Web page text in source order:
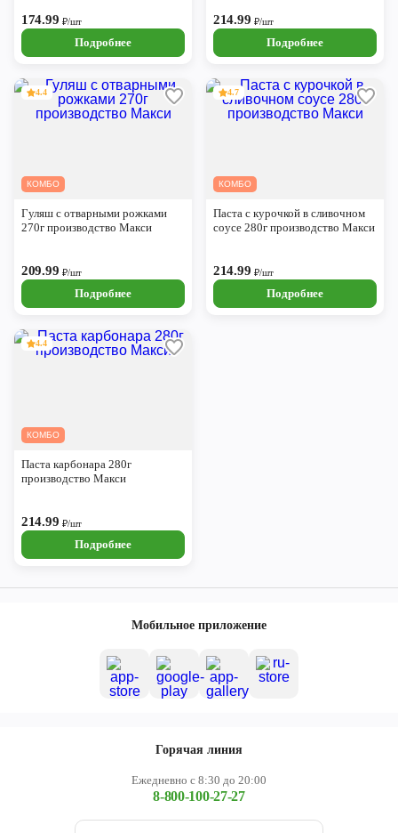
174.99 ₽/шт
Подробнее
214.99 ₽/шт
Подробнее
КОМБО
4.4
Гуляш с отварными рожками
270г производство Макси
209.99 ₽/шт
Подробнее
КОМБО
4.7
Паста с курочкой в сливочном
соусе 280г производство Макси
214.99 ₽/шт
Подробнее
КОМБО
4.4
Паста карбонара 280г
производство Макси
214.99 ₽/шт
Подробнее
Мобильное приложение
Горячая линия
Ежедневно с 8:30 до 20:00
8-800-100-27-27